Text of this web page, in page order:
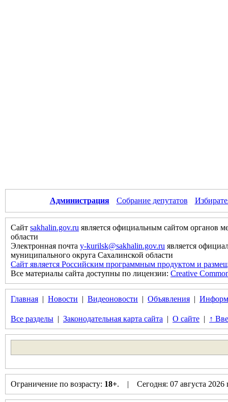
Администрация Собрание депутатов
Сайт sakhalin.gov.ru является официальным сайтом органов
области
Электронная почта y-kurilsk@sakhalin.gov.ru является
муниципального округа Сахалинской области
Сайт является Российским программным продуктом и
Все материалы сайта доступны по лицензии: Creative
Главная | Новости | Видеоновости | Объявления |
Все разделы | Законодательная карта сайта | О сайте | ↑
Ограничение по возрасту: 18+. | Сегодня: 07 августа